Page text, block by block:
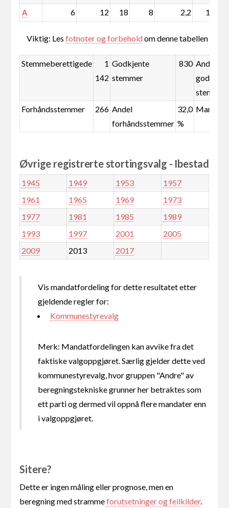
A 6 12 18 8 2,2 1,0
Viktig: Lesfotnoter og forbeholdom denne tabellen
Stemmeberettigede
1
142
Godkjente
stemmer
830 Andel
stemmer
Forhåndsstemmer
266 Andel
forhåndsstemmer
32,0
%
Øvrige registrerte stortingsvalg - Ibestad
1945 1949 1953
1957
1961
1965 1969
1973
1977
1981 1985
1989
1993
1997 2001
2005
2009
2013 2017
Vis mandatfordeling for dette resultatet etter
gjeldende regler for:
Kommunestyrevalg
Merk: Mandatfordelingen kan avvike fra det
faktiske valgoppgjøret. Særlig gjelder dette ved
kommunestyrevalg, hvor gruppen "Andre" av
beregningstekniske grunner her betraktes som
ett parti og dermed vil oppnå flere mandater enn
i valgoppgjøret.
Sitere?
Dette er ingen måling eller prognose, men en
beregning med strammeforutsetninger og feilkilder.